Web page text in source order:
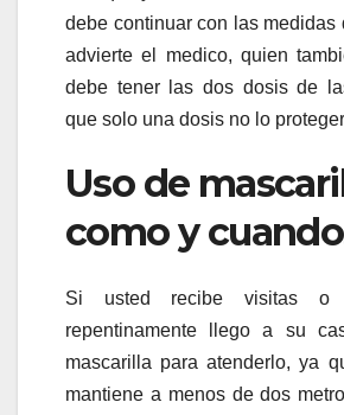
debe continuar con las medidas
advierte el medico, quien
debe tener las dos dosis de
que solo una dosis no lo
Uso de
como y
Si usted recibe visitas o
repentinamente llego a su
mascarilla para atenderlo, ya
mantiene a menos de dos